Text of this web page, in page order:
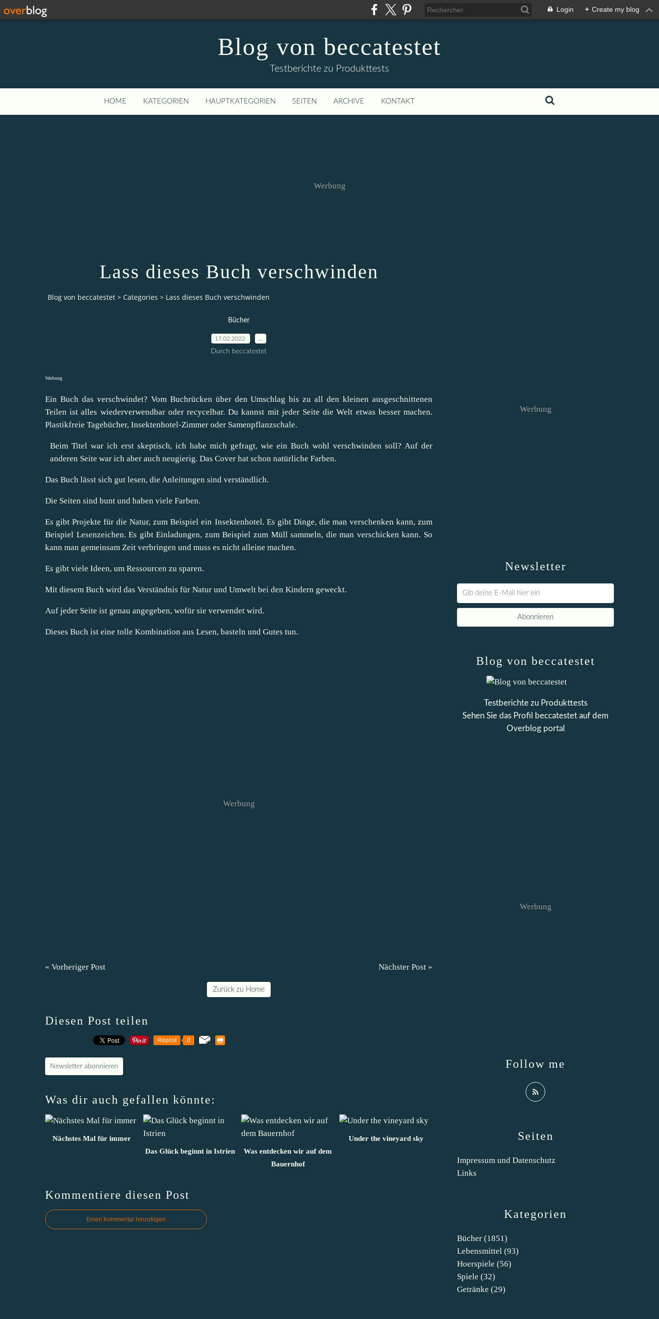
Login + Create my blog
Blog von beccatestet
Testberichte zu Produkttests
HOME KATEGORIEN HAUPTKATEGORIEN SEITEN ARCHIVE KONTAKT
Werbung
Lass dieses Buch verschwinden
Blog von beccatestet > Categories > Lass dieses Buch verschwinden
Bücher
17.02.2022
Durch beccatestet
Werbung
Ein Buch das verschwindet? Vom Buchrücken über den Umschlag bis zu all den kleinen ausgeschnittenen
Teilen ist alles wiederverwendbar oder recycelbar. Du kannst mit jeder Seite die Welt etwas besser machen.
Plastikfreie Tagebücher, Insektenhotel-Zimmer oder Samenpflanzschale.
Beim Titel war ich erst skeptisch, ich habe mich gefragt, wie ein Buch wohl verschwinden soll? Auf der
anderen Seite war ich aber auch neugierig. Das Cover hat schon natürliche Farben.
Das Buch lässt sich gut lesen, die Anleitungen sind verständlich.
Die Seiten sind bunt und haben viele Farben.
Es gibt Projekte für die Natur, zum Beispiel ein Insektenhotel. Es gibt Dinge, die man verschenken kann, zum
Beispiel Lesenzeichen. Es gibt Einladungen, zum Beispiel zum Müll sammeln, die man verschicken kann. So
kann man gemeinsam Zeit verbringen und muss es nicht alleine machen.
Es gibt viele Ideen, um Ressourcen zu sparen.
Mit diesem Buch wird das Verständnis für Natur und Umwelt bei den Kindern geweckt.
Auf jeder Seite ist genau angegeben, wofür sie verwendet wird.
Dieses Buch ist eine tolle Kombination aus Lesen, basteln und Gutes tun.
Werbung
« Vorheriger Post Nächster Post »
Zurück zu Home
Diesen Post teilen
Repost 0
Newsletter abonnieren
Was dir auch gefallen könnte:
Nächstes Mal für immer
Das Glück beginnt in Istrien
Was entdecken wir auf dem
Bauernhof
Under the vineyard sky
Kommentiere diesen Post
Einen Kommentar hinzufügen
Newsletter
Werbung
Kategorien
Bücher (1851)
Lebensmittel (93)
Hoerspiele (56)
Spiele (32)
Getränke (29)
Seiten
Impressum und Datenschutz
Links
Blog von beccatestet
Testberichte zu Produkttests
Sehen Sie das Profil
beccatestet auf dem
Overblog portal
Follow me
Werbung